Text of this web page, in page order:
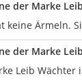
der Marke
keine Ärmeln.
der Marke
Leib